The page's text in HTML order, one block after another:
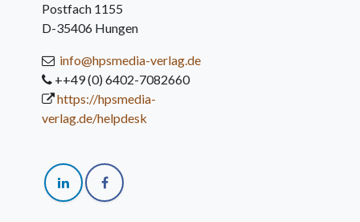
Postfach 1155
D-35406 Hungen
info@hpsmedia-verlag.de
++49 (0) 6402-7082660
https://hpsmedia-
verlag.de/helpdesk